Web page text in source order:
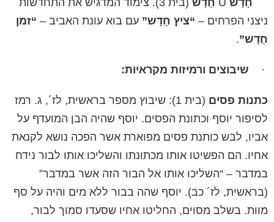
חָדָש חֻדָש
(בית 3). צימוד המדגיש את התחדשות
ניצני הפרחים – “ציץ חָדָש” עם בוא עונת האביב – “זמן
חֻדָש”.
· שיבוצים ורמיזות מקראיות:
כתנות פסים
(בית 1): שיבוץ מספר בראשית, לז´, ג. רמז
לסיפור יוסף וכתונת הפסים. יוסף שהיה הבן המועדף על
אביו, לבש כותנת פסים מפוארת אשר הפכה נושא לקנאת
אחיו. הם הפשיטו אותו מכתונתו והשליכו אותו לבור נידח
במדבר – “השליכו אותו אל הבור הזה אשר במדבר”
(בראשית, לז´ כב). יוסף שהה בבור ללא מים והיה על סף
מוות. בשלב מסוים, החליטו אחיו שסעדו סמוך לבור,